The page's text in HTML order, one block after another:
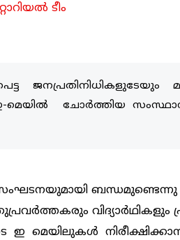
ടീം
ജനപ്രതിനിധികളുടേയും
ചോര്‍ത്തിയ സംസ്ഥാന
സംഘടനയുമായി
ഇ മെയിലുകള്‍